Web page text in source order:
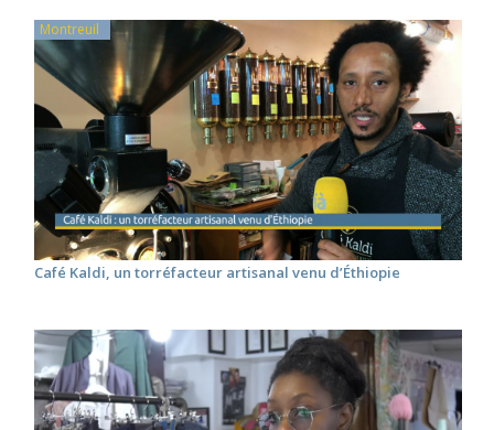
Montreuil
Café Kaldi, un torréfacteur artisanal venu d’Éthiopie